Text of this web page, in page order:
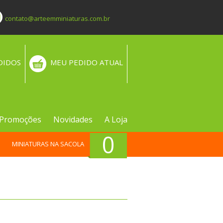
contato@arteemminiaturas.com.br
MEU PEDIDO ATUAL
Promoções Novidades A Loja
0
MINIATURAS NA SACOLA